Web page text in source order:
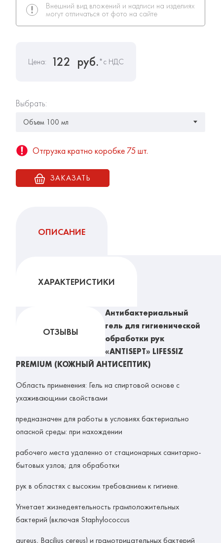
Внешний вид вложений и надписи на изделиях
могут отличаться от фото на сайте
Цена: 122 руб.*с НДС
Выбрать:
Отгрузка кратно коробке 75 шт.
ЗАКАЗАТЬ
ОПИСАНИЕ
ХАРАКТЕРИСТИКИ
ОТЗЫВЫ
Антибактериальный
гель для гигиенической
обработки рук
«ANTISEPT» LIFESSIZ
PREMIUM (КОЖНЫЙ АНТИСЕПТИК)
Область применения: Гель на спиртовой основе с
ухаживающими свойствами
предназначен для работы в условиях бактериально
опасной среды: при нахождении
рабочего места удаленно от стационарных санитарно-
бытовых узлов; для обработки
рук в областях с высоким требованием к гигиене.
Угнетает жизнедеятельность грамположительных
бактерий (включая Staphylococcus
aureus, Bacilius cereus) и грамотрицательных бактерий